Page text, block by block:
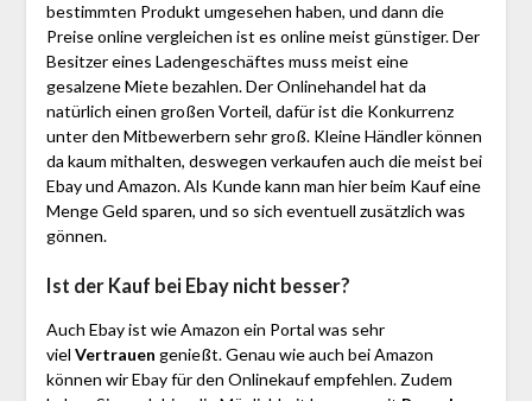
bestimmten Produkt umgesehen haben, und dann die
Preise online vergleichen ist es online meist günstiger. Der
Besitzer eines Ladengeschäftes muss meist eine
gesalzene Miete bezahlen. Der Onlinehandel hat da
natürlich einen großen Vorteil, dafür ist die Konkurrenz
unter den Mitbewerbern sehr groß. Kleine Händler können
da kaum mithalten, deswegen verkaufen auch die meist bei
Ebay und Amazon. Als Kunde kann man hier beim Kauf eine
Menge Geld sparen, und so sich eventuell zusätzlich was
gönnen.
Ist der Kauf bei Ebay nicht besser?
Auch Ebay ist wie Amazon ein Portal was sehr
viel Vertrauen genießt. Genau wie auch bei Amazon
können wir Ebay für den Onlinekauf empfehlen. Zudem